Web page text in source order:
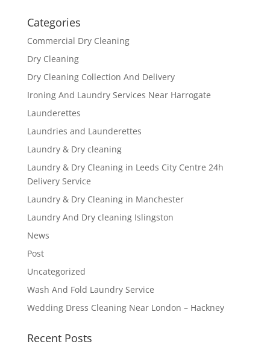
Categories
Commercial Dry Cleaning
Dry Cleaning
Dry Cleaning Collection And Delivery
Ironing And Laundry Services Near Harrogate
Launderettes
Laundries and Launderettes
Laundry & Dry cleaning
Laundry & Dry Cleaning in Leeds City Centre 24h
Delivery Service
Laundry & Dry Cleaning in Manchester
Laundry And Dry cleaning Islingston
News
Post
Uncategorized
Wash And Fold Laundry Service
Wedding Dress Cleaning Near London – Hackney
Recent Posts